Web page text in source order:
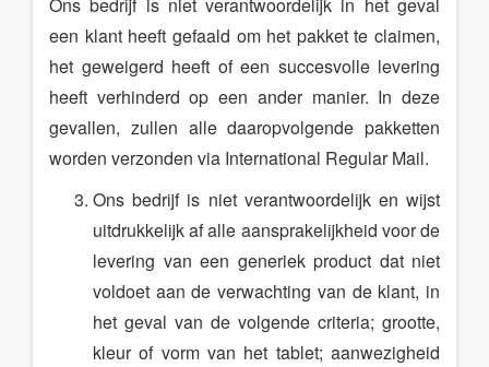
een klant heeft gefaald om het pakket te claimen,
het geweigerd heeft of een succesvolle levering
heeft verhinderd op een ander manier. In deze
gevallen, zullen alle daaropvolgende pakketten
worden verzonden via International Regular Mail.
Ons bedrijf is niet verantwoordelijk en wijst
uitdrukkelijk af alle aansprakelijkheid voor de
levering van een generiek product dat niet
voldoet aan de verwachting van de klant, in
het geval van de volgende criteria; grootte,
kleur of vorm van het tablet; aanwezigheid